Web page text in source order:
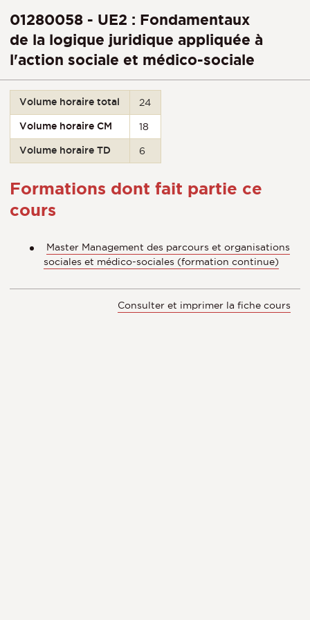
01280058 - UE2 : Fondamentaux
de la logique juridique appliquée à
l'action sociale et médico-sociale
Volume horaire total 24
Volume horaire CM 18
Volume horaire TD 6
Formations dont fait partie ce
cours
Master Management des parcours et organisations
sociales et médico-sociales (formation continue)
Consulter et imprimer la fiche cours